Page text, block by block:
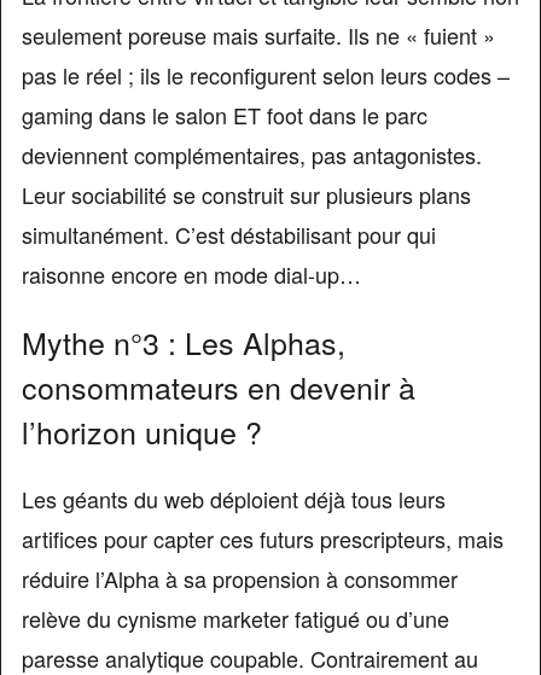
seulement poreuse mais surfaite. Ils ne « fuient »
pas le réel ; ils le reconfigurent selon leurs codes –
gaming dans le salon ET foot dans le parc
deviennent complémentaires, pas antagonistes.
Leur sociabilité se construit sur plusieurs plans
simultanément. C’est déstabilisant pour qui
raisonne encore en mode dial-up…
Mythe n°3 : Les Alphas,
consommateurs en devenir à
l’horizon unique ?
Les géants du web déploient déjà tous leurs
artifices pour capter ces futurs prescripteurs, mais
réduire l’Alpha à sa propension à consommer
relève du cynisme marketer fatigué ou d’une
paresse analytique coupable. Contrairement au